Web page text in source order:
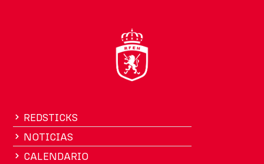
REDSTICKS
NOTICIAS
CALENDARIO